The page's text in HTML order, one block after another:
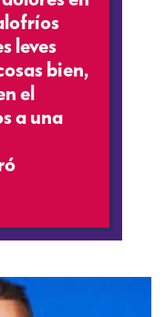
leves
bien,
el
a una